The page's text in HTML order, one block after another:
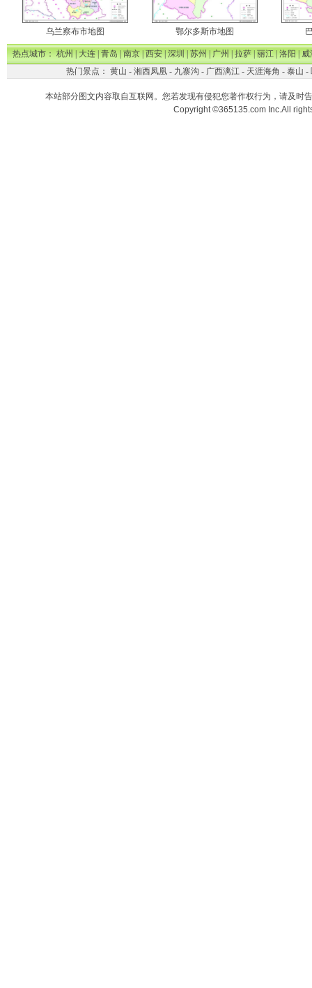
乌兰察布市地图 鄂尔多斯市地图
热点城市：杭州|大连|青岛|南京|西安|深圳|苏州|广州|拉萨|丽江|洛阳|威
热门景点： 黄山 - 湘西凤凰- 九寨沟 - 广西漓江- 天涯海角 - 泰山 -
本站部分图文内容取自互联网。您若发现有侵犯您著作权行为，请及时
Copyright ©365135.com Inc.All